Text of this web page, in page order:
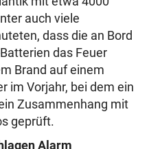
auch viele
dass die an Bord
das Feuer
Brand auf einem
im Vorjahr, bei dem ein
Zusammenhang mit
geprüft.
Alarm